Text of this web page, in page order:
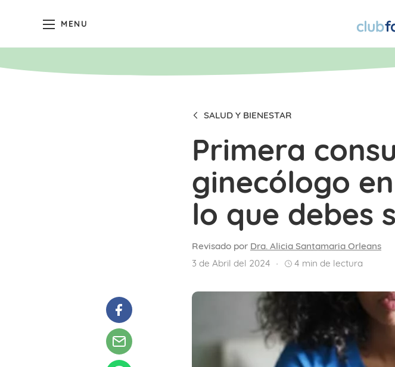
MENU
SALUD Y BIENESTAR
Primera
ginecólogo
lo que debes
Revisado por Dra. Alicia Santamaria Orleans
3 de Abril del 2024
4 min de lectura